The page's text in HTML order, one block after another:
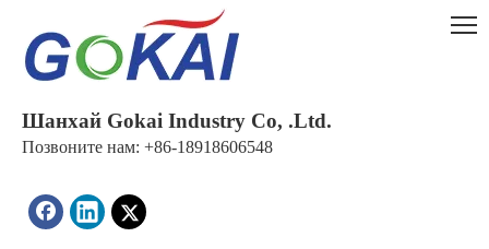
Шанхай Gokai Industry Co, .Ltd.
Позвоните нам: +86-18918606548